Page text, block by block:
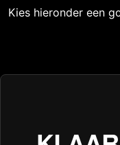
Kies hieronder een